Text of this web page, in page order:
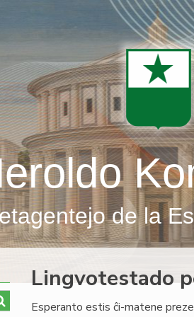
de la
Lingvotestado
Esperanto estis ĉi-matene